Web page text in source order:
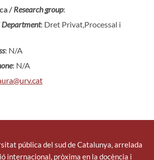
/Research group:
Department: Dret Privat,Processal i
: N/A
: N/A
pública del sud de Catalunya, arrelada
internacional, pròxima en la docència i